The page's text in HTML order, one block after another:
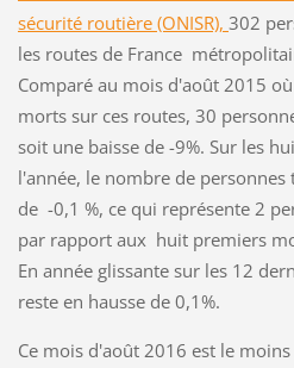
sécurité routière (ONISR), 302
les routes de France
Comparé au mois d'août 2015
morts sur ces routes, 30
soit une baisse de -9%. Sur les
l'année, le nombre de personnes
de -0,1 %, ce qui représente 2
par rapport aux huit premiers
En année glissante sur les 12
reste en hausse de 0,1%.
Ce mois d'août 2016 est le